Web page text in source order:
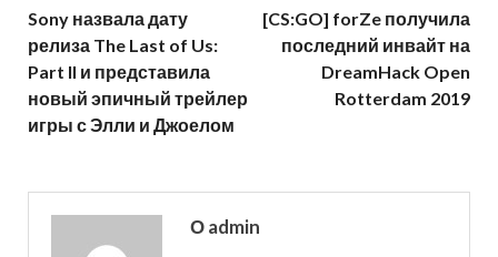
Sony назвала дату
релиза The Last of Us:
Part II и представила
новый эпичный трейлер
игры с Элли и Джоелом
[CS:GO] forZe получила
последний инвайт на
DreamHack Open
Rotterdam 2019
О admin